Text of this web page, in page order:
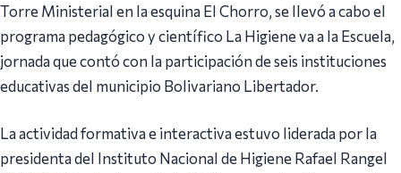
Torre Ministerial en la esquina El Chorro, se llevó a cabo el
programa pedagógico y científico La Higiene va a la Escuela,
jornada que contó con la participación de seis instituciones
educativas del municipio Bolivariano Libertador.
La actividad formativa e interactiva estuvo liderada por la
presidenta del Instituto Nacional de Higiene Rafael Rangel